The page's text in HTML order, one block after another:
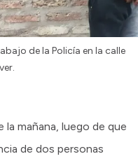
de la Policía en la calle
mañana, luego de que
de dos personas